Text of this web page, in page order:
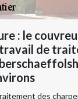
: le
de
des